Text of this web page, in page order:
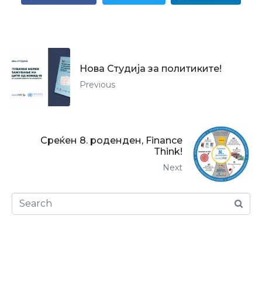
Нова Студија за политиките!
Previous
Среќен 8. роденден, Finance
Think!
Next